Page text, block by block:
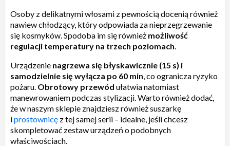
Osoby z delikatnymi włosami z pewnością docenią również
nawiew chłodzący, który odpowiada za nieprzegrzewanie
się kosmyków. Spodoba im się również możliwość
regulacji temperatury na trzech poziomach.
Urządzenie nagrzewa się błyskawicznie (15 s) i
samodzielnie się wyłącza po 60 min, co ogranicza ryzyko
pożaru. Obrotowy przewód ułatwia natomiast
manewrowaniem podczas stylizacji. Warto również dodać,
że w naszym sklepie znajdziesz również suszarkę
iprostownicę z tej samej serii – idealne, jeśli chcesz
skompletować zestaw urządzeń o podobnych
właściwościach.